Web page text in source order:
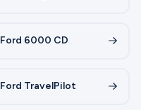
Ford 6000 CD
Ford TravelPilot